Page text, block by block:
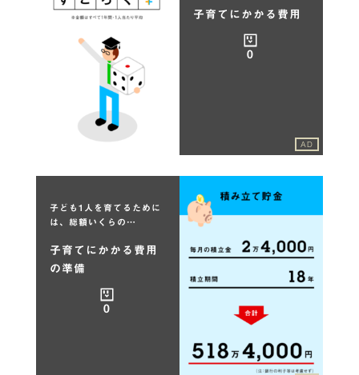
子育てにかかる費用
0
AD
子ども1人を育てるために
は、総額いくらの…
子育てにかかる費用
の準備
0